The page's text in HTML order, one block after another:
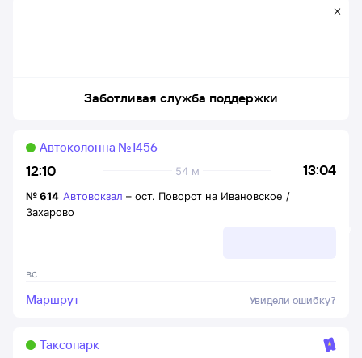
Заботливая служба поддержки
12:10 13:04
54 м
Автоколонна №1456
вс
№614 Автовокзал – ост. Поворот на Ивановское /
Захарово
Маршрут Увидели ошибку?
Таксопарк